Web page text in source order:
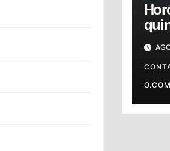
06/
o
O.COM